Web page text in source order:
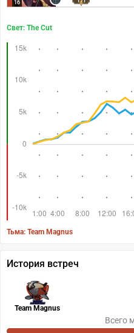
16
Свет: The Cut
Тьма: Team Magnus
История встреч
Team Magnus
Всего